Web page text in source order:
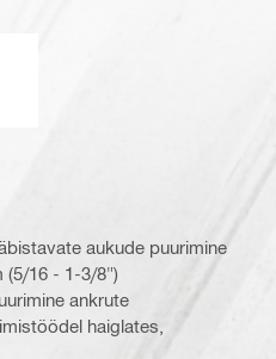
aukude puurimine
(5/16 - 1-3/8")
ankrute
haiglates,